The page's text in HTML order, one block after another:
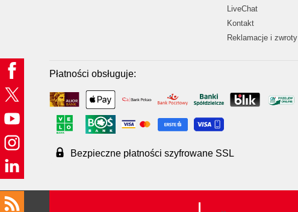
LiveChat
Kontakt
Reklamacje i zwroty
Płatności obsługuje:
Bezpieczne płatności szyfrowane SSL